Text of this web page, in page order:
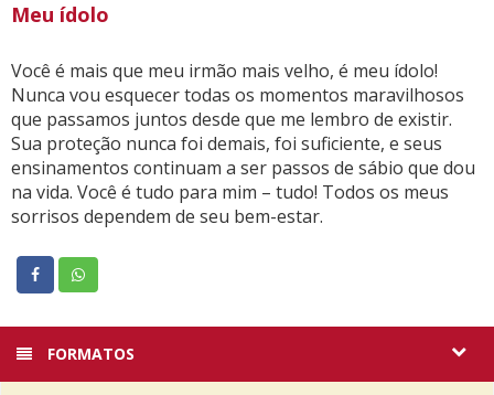
Meu ídolo
Você é mais que meu irmão mais velho, é meu ídolo!
Nunca vou esquecer todas os momentos maravilhosos
que passamos juntos desde que me lembro de existir.
Sua proteção nunca foi demais, foi suficiente, e seus
ensinamentos continuam a ser passos de sábio que dou
na vida. Você é tudo para mim – tudo! Todos os meus
sorrisos dependem de seu bem-estar.
FORMATOS